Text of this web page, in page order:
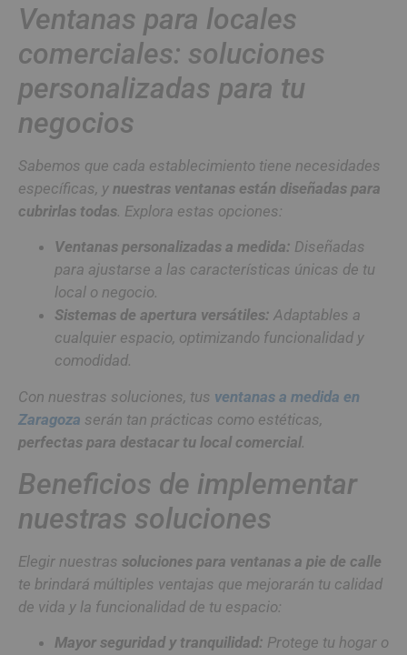
Ventanas para locales
comerciales: soluciones
personalizadas para tu
negocios
Sabemos que cada establecimiento tiene necesidades
específicas, y nuestras ventanas están diseñadas para
cubrirlas todas. Explora estas opciones:
Ventanas personalizadas a medida: Diseñadas
para ajustarse a las características únicas de tu
local o negocio.
Sistemas de apertura versátiles: Adaptables a
cualquier espacio, optimizando funcionalidad y
comodidad.
Con nuestras soluciones, tus ventanas a medida en
Zaragoza serán tan prácticas como estéticas,
perfectas para destacar tu local comercial.
Beneficios de implementar
nuestras soluciones
Elegir nuestras soluciones para ventanas a pie de calle
te brindará múltiples ventajas que mejorarán tu calidad
de vida y la funcionalidad de tu espacio:
Mayor seguridad y tranquilidad: Protege tu hogar o